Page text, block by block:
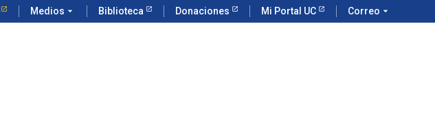
Medios arrow_drop_down Biblioteca Donaciones Mi Portal UC Correo arrow_drop_down